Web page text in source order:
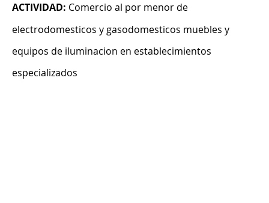
ACTIVIDAD: Comercio al por menor de
electrodomesticos y gasodomesticos muebles y
equipos de iluminacion en establecimientos
especializados